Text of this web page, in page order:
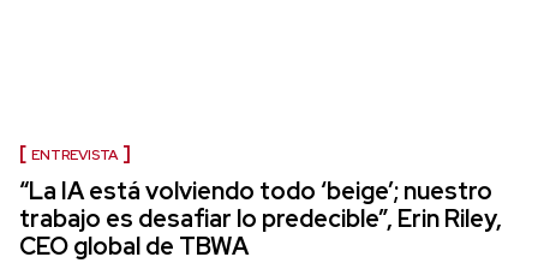
ENTREVISTA
“La IA está volviendo todo ‘beige’; nuestro
trabajo es desafiar lo predecible”, Erin Riley,
CEO global de TBWA